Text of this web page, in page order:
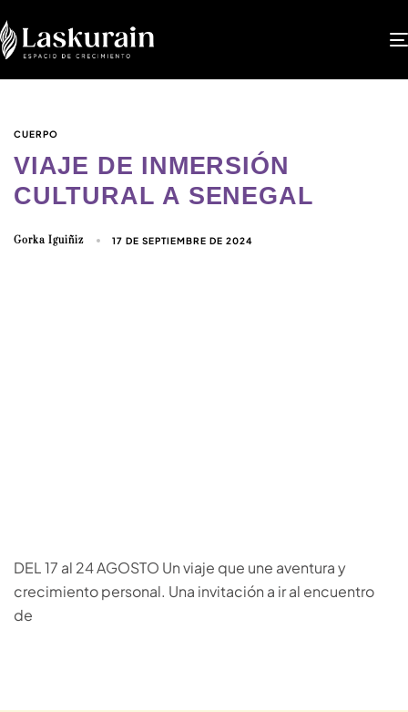
CUERPO
VIAJE DE INMERSIÓN
CULTURAL A SENEGAL
Gorka Iguiñiz 17 DE SEPTIEMBRE DE 2024
DEL 17 al 24 AGOSTO Un viaje que une aventura y
crecimiento personal. Una invitación a ir al encuentro
de